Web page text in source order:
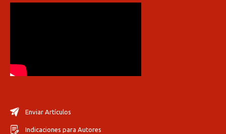
Enviar Artículos
Indicaciones para Autores